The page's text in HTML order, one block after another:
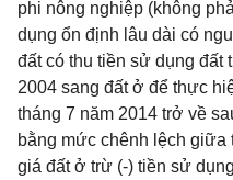
phi nông nghiệp (không
dụng ổn định lâu dài có
đất có thu tiền sử dụng đất
2004 sang đất ở để thực
tháng 7 năm 2014 trở về
bằng mức chênh lệch giữa
giá đất ở trừ (-) tiền sử